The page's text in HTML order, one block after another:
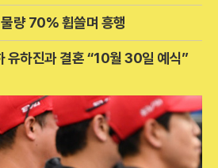
량 70% 휩쓸며 흥행
유하진과 결혼 “10월 30일 예식”